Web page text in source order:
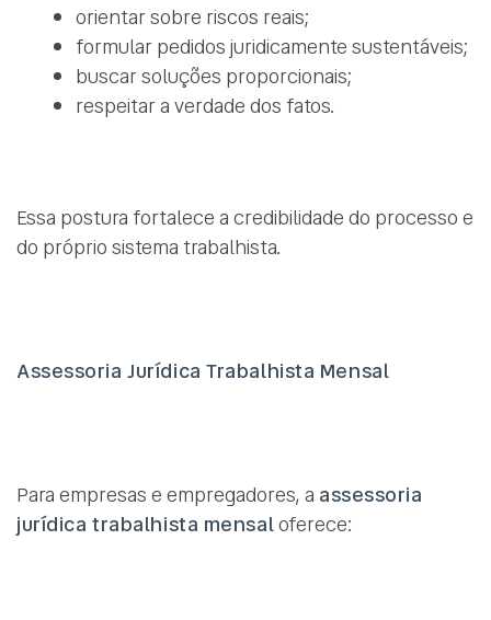
orientar sobre riscos reais;
formular pedidos juridicamente sustentáveis;
buscar soluções proporcionais;
respeitar a verdade dos fatos.
Essa postura fortalece a credibilidade do processo e
do próprio sistema trabalhista.
Assessoria Jurídica Trabalhista Mensal
Para empresas e empregadores, a assessoria
jurídica trabalhista mensaloferece: